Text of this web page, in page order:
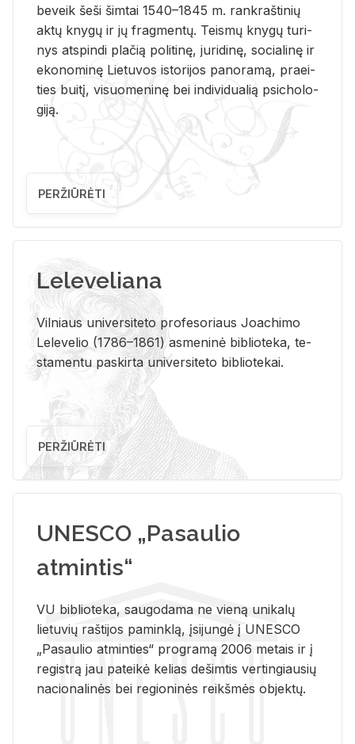
be­veik šeši šim­tai 1540–1845 m. rank­raš­ti­nių
aktų kny­gų ir jų frag­men­tų. Teis­mų kny­gų tu­ri­
nys at­spin­di pla­čią po­li­ti­nę, ju­ri­di­nę, so­cia­li­nę ir
eko­no­mi­nę Lie­tu­vos is­to­ri­jos pa­no­ra­mą, pra­ei­
ties bui­tį, vi­suo­me­ni­nę bei in­di­vi­dua­lią psi­cho­lo­
gi­ją.
PERŽIŪRĖTI
Leleveliana
Vil­niaus uni­ver­si­te­to pro­fe­so­riaus Jo­a­chi­mo
Le­le­ve­lio (1786–1861) as­me­ni­nė bi­b­lio­te­ka, te­
sta­men­tu pa­skir­ta uni­ver­si­te­to bi­b­lio­te­kai.
PERŽIŪRĖTI
UNESCO „Pasaulio
atmintis“
VU biblioteka, saugodama ne vieną unikalų
lietuvių raštijos paminklą, įsijungė į UNESCO
„Pasaulio atminties“ programą 2006 metais ir į
registrą jau pateikė kelias dešimtis vertingiausių
nacionalinės bei regioninės reikšmės objektų.